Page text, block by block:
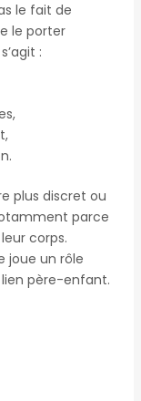
le fait de
le porter
:
plus discret ou
parce
corps.
joue un rôle
père-enfant.